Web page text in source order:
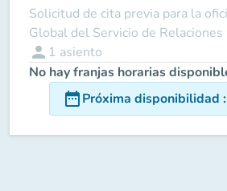
Solicitud de cita previa para la
Global del Servicio de
person 1 asiento
No hay franjas horarias
date_rangePróxima disponibilidad :